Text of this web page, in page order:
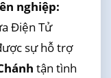
nghiệp:
Điện Tử
sự hỗ trợ
tận tình